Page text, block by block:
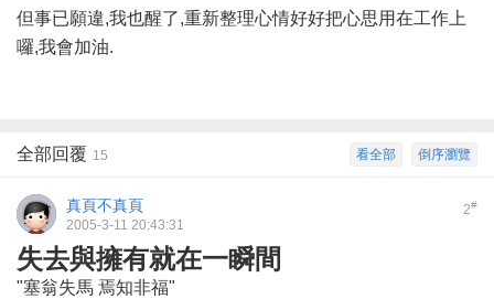
但事已願違,我也醒了,重新整理心情好好把心思用在工作上
囉,我會加油.
倒序瀏覽
看全部
全部回覆 15
2#
真頁不真頁
2005-3-11 20:43:31
失去與擁有就在一瞬間
"塞翁失馬 焉知非福"